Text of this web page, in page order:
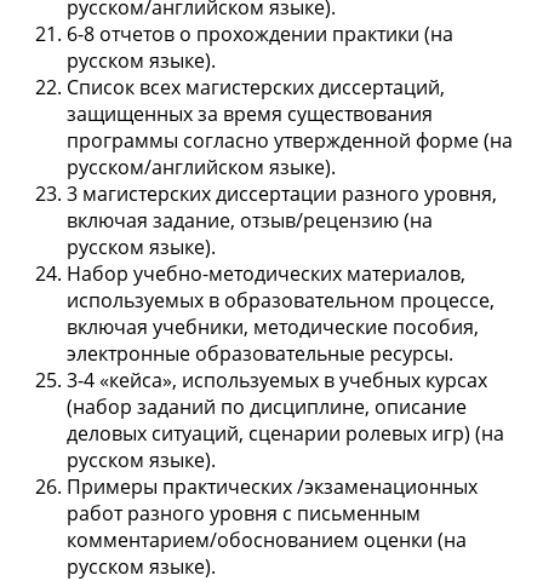
русском/английском языке).
6-8 отчетов о прохождении практики (на
русском языке).
Список всех магистерских диссертаций,
защищенных за время существования
программы согласно утвержденной форме (на
русском/английском языке).
3 магистерских диссертации разного уровня,
включая задание, отзыв/рецензию (на
русском языке).
Набор учебно-методических материалов,
используемых в образовательном процессе,
включая учебники, методические пособия,
электронные образовательные ресурсы.
3-4 «кейса», используемых в учебных курсах
(набор заданий по дисциплине, описание
деловых ситуаций, сценарии ролевых игр) (на
русском языке).
Примеры практических /экзаменационных
работ разного уровня с письменным
комментарием/обоснованием оценки (на
русском языке).